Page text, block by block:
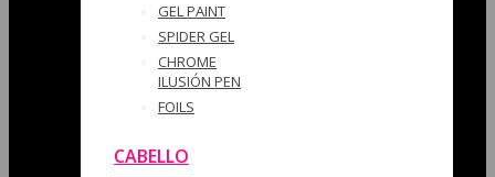
GEL PAINT
SPIDER GEL
CHROME
ILUSIÓN PEN
FOILS
CABELLO